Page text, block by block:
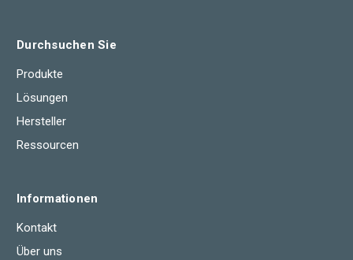
Durchsuchen Sie
Produkte
Lösungen
Hersteller
Ressourcen
Informationen
Kontakt
Über uns